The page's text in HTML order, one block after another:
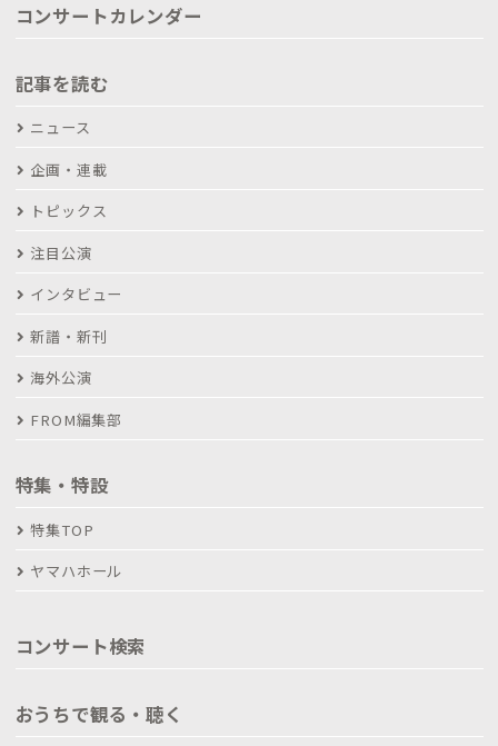
コンサートカレンダー
記事を読む
ニュース
企画・連載
トピックス
注目公演
インタビュー
新譜・新刊
海外公演
FROM編集部
特集・特設
特集TOP
ヤマハホール
コンサート検索
おうちで観る・聴く